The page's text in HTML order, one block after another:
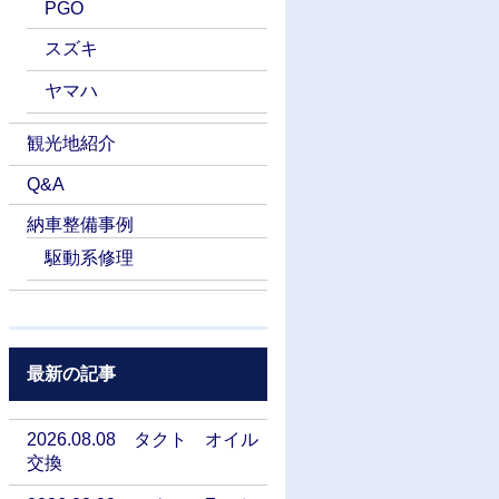
PGO
スズキ
ヤマハ
観光地紹介
Q&A
納車整備事例
駆動系修理
最新の記事
2026.08.08 タクト オイル
交換